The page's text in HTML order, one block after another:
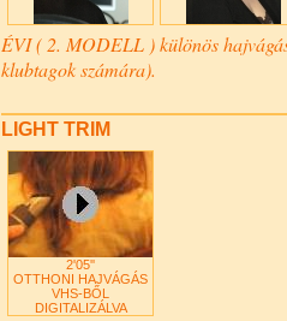
ÉVI ( 2. MODELL ) különös
klubtagok számára).
LIGHT TRIM
2'05''
OTTHONI HAJVÁGÁS
VHS-BŐL
DIGITALIZÁLVA